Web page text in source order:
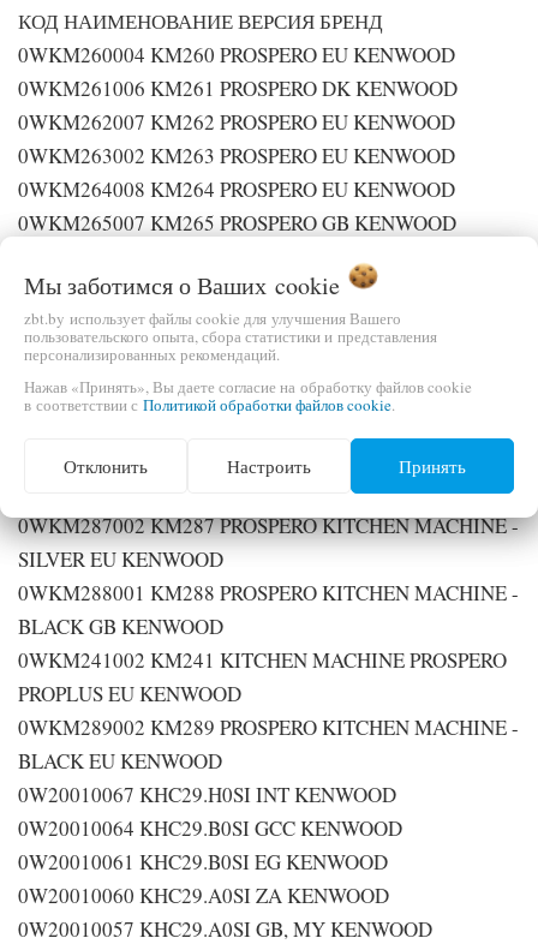
КОД НАИМЕНОВАНИЕ ВЕРСИЯ БРЕНД
0WKM260004 KM260 PROSPERO EU KENWOOD
0WKM261006 KM261 PROSPERO DK KENWOOD
0WKM262007 KM262 PROSPERO EU KENWOOD
0WKM263002 KM263 PROSPERO EU KENWOOD
0WKM264008 KM264 PROSPERO EU KENWOOD
0WKM265007 KM265 PROSPERO GB KENWOOD
0WKM266002 KM266 PROSPERO EU KENWOOD
0WMX260007 MX260 AU KENWOOD
0WKM283001 KM283 PROSPERO KITCHEN MACHINE -
SILVER GB KENWOOD
0WKM285002 KM285 KITCHEN MACHINE - SILVER EU
0WKM286002 KM286 PROSPERO KITCHEN MACHINE -
0WKM287002 KM287 PROSPERO KITCHEN MACHINE -
SILVER EU KENWOOD
0WKM288001 KM288 PROSPERO KITCHEN MACHINE -
BLACK GB KENWOOD
0WKM241002 KM241 KITCHEN MACHINE PROSPERO
PROPLUS EU KENWOOD
0WKM289002 KM289 PROSPERO KITCHEN MACHINE -
BLACK EU KENWOOD
0W20010067 KHC29.H0SI INT KENWOOD
0W20010064 KHC29.B0SI GCC KENWOOD
0W20010061 KHC29.B0SI EG KENWOOD
0W20010060 KHC29.A0SI ZA KENWOOD
0W20010057 KHC29.A0SI GB, MY KENWOOD
Мы заботимся о Ваших cookie
zbt.by использует файлы cookie для улучшения Вашего
пользовательского опыта, сбора статистики и представления
персонализированных рекомендаций.
Нажав «Принять», Вы даете согласие на обработку файлов cookie
в соответствии с Политикой обработки файлов cookie.
Отклонить Настроить Принять